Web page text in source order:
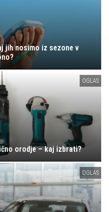
jih nosimo iz sezone v
OGLAS
orodje – kaj izbrati?
OGLAS